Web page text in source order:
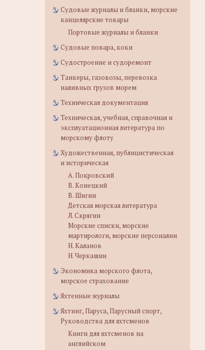
Судовые журналы и бланки, морские
канцелярские товары
Портовые журналы и бланки
Судовые повара, коки
Судостроение и судоремонт
Танкеры, газовозы, перевозка
наливных грузов морем
Техническая документация
Техническая, учебная, справочная и
эксплуатационная литература по
морскому флоту
Художественная, публицистическая
и историческая
А. Покровский
В. Конецкий
В. Шигин
Детская морская литература
Л. Скрягин
Морские списки, морские
мартирологи, морские персоналии
Н. Каланов
Н. Черкашин
Экономика морского флота,
морское страхование
Яхтенные журналы
Яхтинг, Паруса, Парусный спорт,
Руководства для яхтсменов
Книги для яхтсменов на
английском